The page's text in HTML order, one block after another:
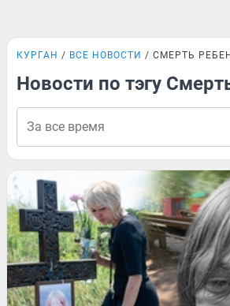
КУРГАН ВСЕ НОВОСТИ СМЕРТЬ
Новости по тэгу